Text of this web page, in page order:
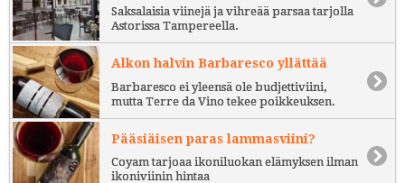
Saksalaisia viinejä ja vihreää parsaa tarjolla
Astorissa Tampereella.
Alkon halvin Barbaresco yllättää
Barbaresco ei yleensä ole budjettiviini,
mutta Terre da Vino tekee poikkeuksen.
Pääsiäisen paras lammasviini?
Coyam tarjoaa ikoniluokan elämyksen ilman
ikoniviinin hintaa